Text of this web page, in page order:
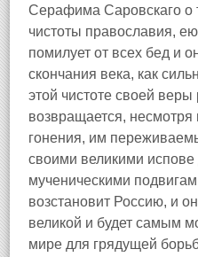
Серафима Саровскаго о
чистоты православия,
помилует от всех бед и
скончания века, как
этой чистоте своей
возвращается, несмотря
гонения, им
своими великими испове
мученическими
возстановит Россию, и
великой и будет самым
мире для грядущей